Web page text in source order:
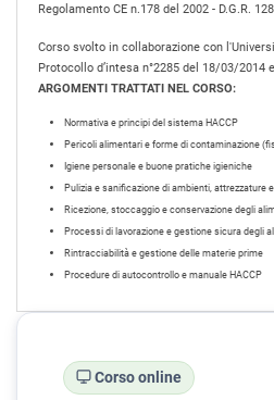
Regolamento CE n.178 del 2002 - D.G.R.
Corso svolto in collaborazione con
Protocollo d’intesa n°2285 del 18/03/2014
ARGOMENTI TRATTATI NEL CORSO:
Normativa e principi del sistema HACCP
Pericoli alimentari e forme di contaminazione
Igiene personale e buone pratiche igieniche
Pulizia e sanificazione di ambienti, attrezzature
Ricezione, stoccaggio e conservazione degli
Processi di lavorazione e gestione sicura degli
Rintracciabilità e gestione delle materie prime
Procedure di autocontrollo e manuale HACCP
Corso online